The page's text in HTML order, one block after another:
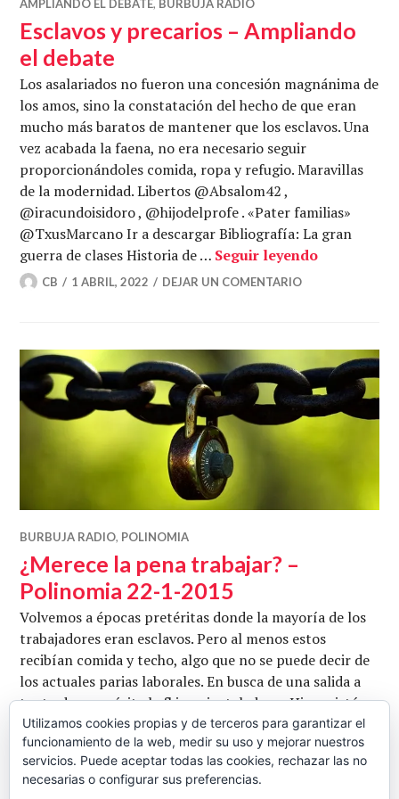
AMPLIANDO EL DEBATE, BURBUJA RADIO
Esclavos y precarios – Ampliando
el debate
Los asalariados no fueron una concesión magnánima de
los amos, sino la constatación del hecho de que eran
mucho más baratos de mantener que los esclavos. Una
vez acabada la faena, no era necesario seguir
proporcionándoles comida, ropa y refugio. Maravillas
de la modernidad. Libertos @Absalom42 ,
@iracundoisidoro , @hijodelprofe . «Pater familias»
@TxusMarcano Ir a descargar Bibliografía: La gran
guerra de clases Historia de … Seguir leyendoEsclavos y
CB 1 ABRIL, 2022 DEJAR UN COMENTARIO
BURBUJA RADIO, POLINOMIA
¿Merece la pena trabajar? –
Polinomia 22-1-2015
Volvemos a épocas pretéritas donde la mayoría de los
trabajadores eran esclavos. Pero al menos estos
recibían comida y techo, algo que no se puede decir de
los actuales parias laborales. En busca de una salida a
tanto despropósito kafkiano instalado en Hispanistán
por obra y gracias de su castuza mayor, se dedican en
este programa sui-generis el Aleph canario y Pepe
Crespo. Fotografía de …Seguir leyendo¿Merece la
Utilizamos cookies propias y de terceros para garantizar el
funcionamiento de la web, medir su uso y mejorar nuestros
servicios. Puede aceptar todas las cookies, rechazar las no
necesarias o configurar sus preferencias.